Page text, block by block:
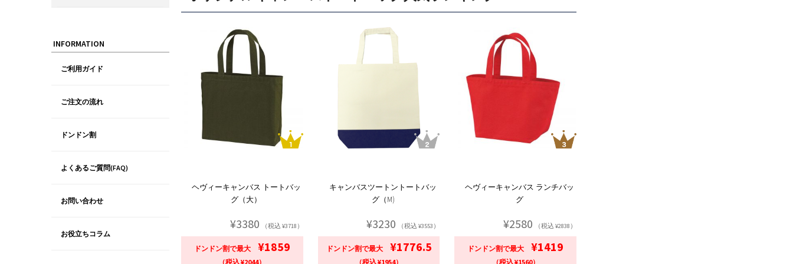
ヘヴィーキャンバス トートバッ
グ（大）
¥3380 （税込 ¥3718）
ドンドン割で最大 ¥1859
（税込 ¥2044）
キャンバスツートントートバッ
グ（M)
¥3230 （税込 ¥3553）
ドンドン割で最大 ¥1776.5
（税込 ¥1954）
ヘヴィーキャンバス ランチバッ
グ
¥2580 （税込 ¥2838）
ドンドン割で最大 ¥1419
（税込 ¥1560）
INFORMATION
ご利用ガイド
ご注文の流れ
ドンドン割
よくあるご質問(FAQ)
お問い合わせ
お役立ちコラム